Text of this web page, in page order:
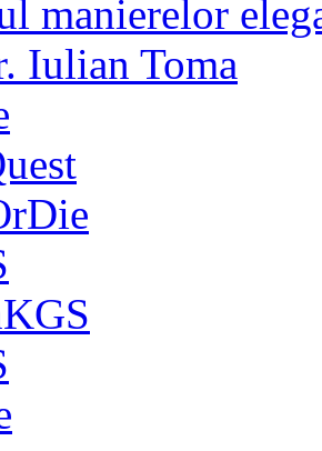
manierelor
Iulian Toma